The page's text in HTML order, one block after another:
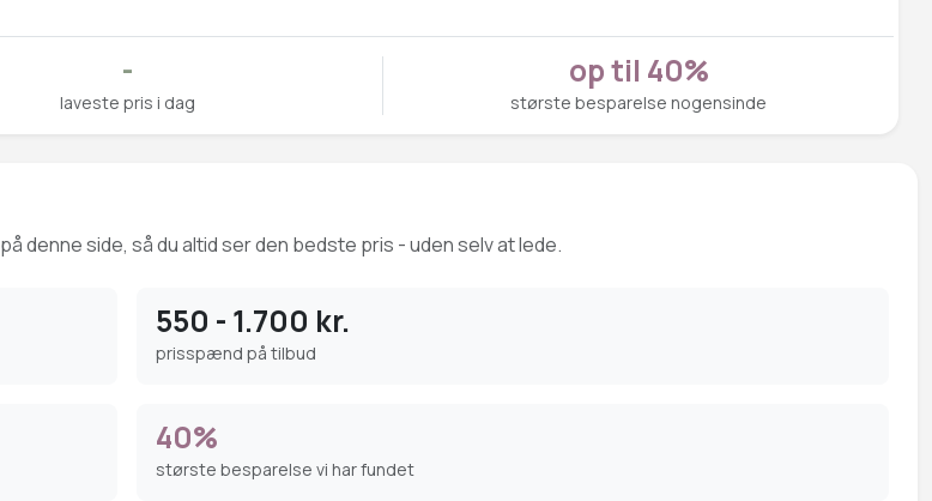
-
laveste pris i dag
op til 40%
største besparelse nogensinde
på denne side, så du altid ser den bedste pris - uden selv at lede.
550 - 1.700 kr.
prisspænd på tilbud
40%
største besparelse vi har fundet